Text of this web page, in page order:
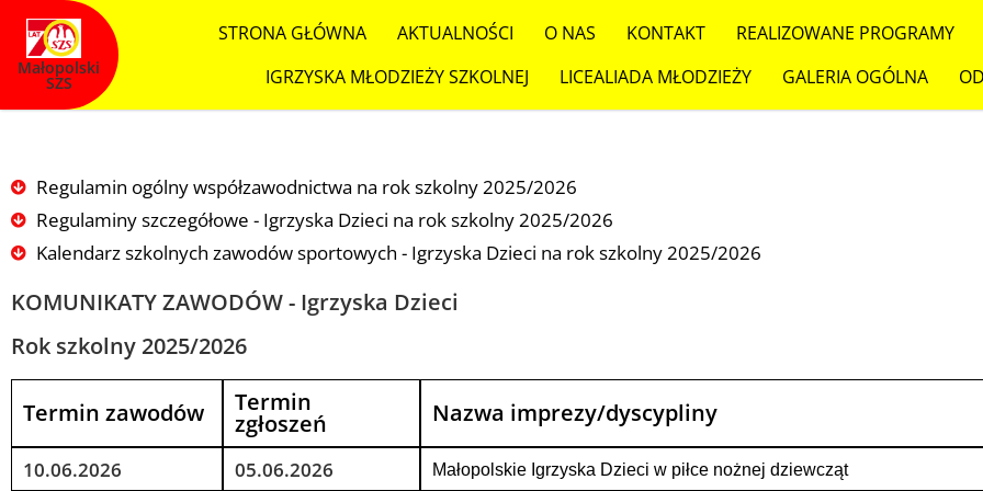
Małopolski
SZS
STRONA GŁÓWNA AKTUALNOŚCI O NAS KONTAKT REALIZOWANE PROGRAMY
IGRZYSKA MŁODZIEŻY SZKOLNEJ
LICEALIADA MŁODZIEŻY GALERIA OGÓLNA
Regulamin ogólny współzawodnictwa na rok szkolny 2025/2026
Regulaminy szczegółowe - Igrzyska Dzieci na rok szkolny 2025/2026
Kalendarz szkolnych zawodów sportowych - Igrzyska Dzieci na rok szkolny 2025/2026
KOMUNIKATY ZAWODÓW - Igrzyska Dzieci
Rok szkolny 2025/2026
Termin zawodów Termin
zgłoszeń Nazwa imprezy/dyscypliny
10.06.2026 05.06.2026 Małopolskie Igrzyska Dzieci w piłce nożnej dziewcząt